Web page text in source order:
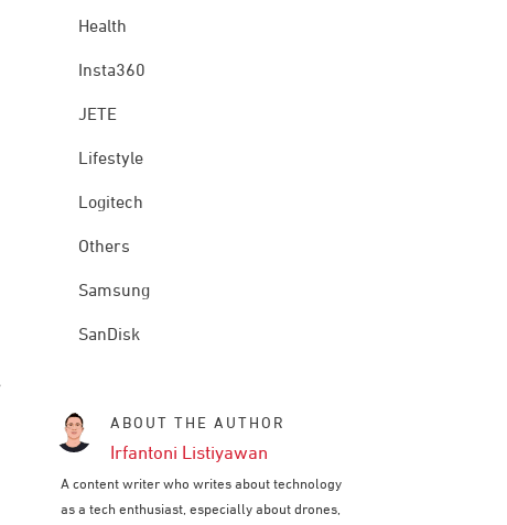
Health
Insta360
JETE
Lifestyle
Logitech
Others
Samsung
SanDisk
ABOUT THE AUTHOR
Irfantoni Listiyawan
A content writer who writes about technology
as a tech enthusiast, especially about drones,